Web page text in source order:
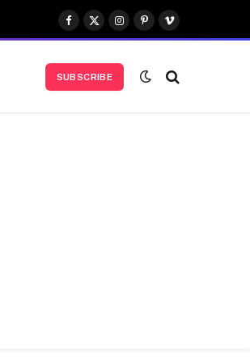
Facebook
X
(Twitter)
Instagram
Pinterest
Vimeo
SUBSCRIBE